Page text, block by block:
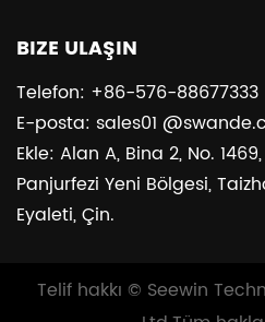
BIZE ULAŞIN
Telefon: +86-576-88677333
E-posta: sales01
Ekle: Alan A, Bina 2, No.
Panjurfezi Yeni Bölgesi,
Eyaleti, Çin.
Telif hakkı © Seewin